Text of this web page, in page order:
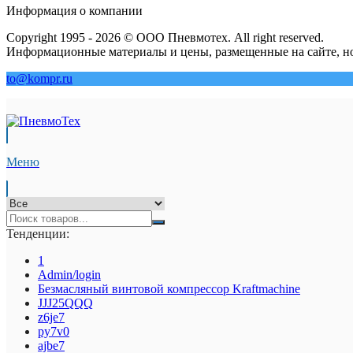
Информация о компании
Copyright 1995 - 2026 © ООО Пневмотех. All right reserved.
Информационные материалы и цены, размещенные на сайте,
to@kompr.ru
Меню
Тенденции:
1
Admin/login
Безмасляный винтовой компрессор Kraftmaсhine
JJJ25QQQ
z6je7
py7v0
ajbe7